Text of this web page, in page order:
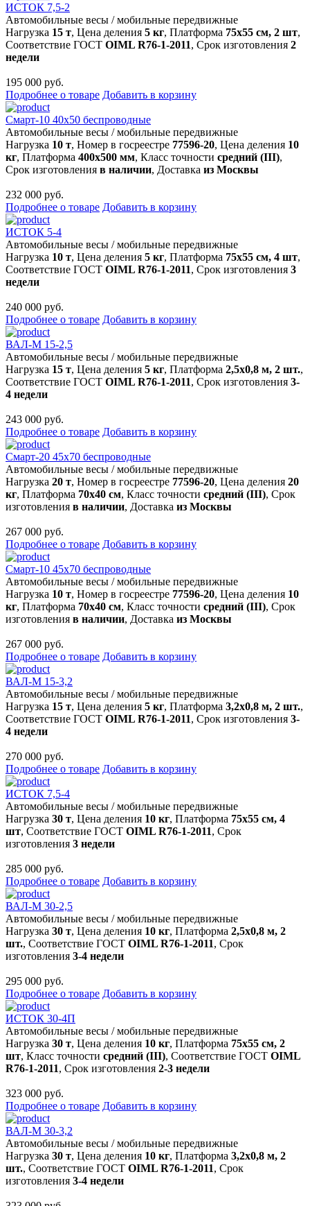
ИСТОК 7,5-2
Автомобильные весы /мобильные передвижные
Нагрузка 15 т, Цена деления 5 кг, Платформа 75х55 см, 2 шт,
Соответствие ГОСТ OIML R76-1-2011, Срок изготовления 2
недели
195 000 руб.
Подробнее о товаре Добавить в корзину
Смарт-10 40x50 беспроводные
Автомобильные весы /мобильные передвижные
Нагрузка 10 т, Номер в госреестре 77596-20, Цена деления 10
кг, Платформа 400x500 мм, Класс точности средний (III),
Срок изготовления в наличии, Доставка из Москвы
232 000 руб.
Подробнее о товаре Добавить в корзину
ИСТОК 5-4
Автомобильные весы /мобильные передвижные
Нагрузка 10 т, Цена деления 5 кг, Платформа 75х55 см, 4 шт,
Соответствие ГОСТ OIML R76-1-2011, Срок изготовления 3
недели
240 000 руб.
Подробнее о товаре Добавить в корзину
ВАЛ-М 15-2,5
Автомобильные весы /мобильные передвижные
Нагрузка 15 т, Цена деления 5 кг, Платформа 2,5х0,8 м, 2 шт.,
Соответствие ГОСТ OIML R76-1-2011, Срок изготовления 3-
4 недели
243 000 руб.
Подробнее о товаре Добавить в корзину
Смарт-20 45x70 беспроводные
Автомобильные весы /мобильные передвижные
Нагрузка 20 т, Номер в госреестре 77596-20, Цена деления 20
кг, Платформа 70х40 см, Класс точности средний (III), Срок
изготовления в наличии, Доставка из Москвы
267 000 руб.
Подробнее о товаре Добавить в корзину
Смарт-10 45x70 беспроводные
Автомобильные весы /мобильные передвижные
Нагрузка 10 т, Номер в госреестре 77596-20, Цена деления 10
кг, Платформа 70х40 см, Класс точности средний (III), Срок
изготовления в наличии, Доставка из Москвы
267 000 руб.
Подробнее о товаре Добавить в корзину
ВАЛ-М 15-3,2
Автомобильные весы /мобильные передвижные
Нагрузка 15 т, Цена деления 5 кг, Платформа 3,2х0,8 м, 2 шт.,
Соответствие ГОСТ OIML R76-1-2011, Срок изготовления 3-
4 недели
270 000 руб.
Подробнее о товаре Добавить в корзину
ИСТОК 7,5-4
Автомобильные весы /мобильные передвижные
Нагрузка 30 т, Цена деления 10 кг, Платформа 75х55 см, 4
шт, Соответствие ГОСТ OIML R76-1-2011, Срок
изготовления 3 недели
285 000 руб.
Подробнее о товаре Добавить в корзину
ВАЛ-М 30-2,5
Автомобильные весы /мобильные передвижные
Нагрузка 30 т, Цена деления 10 кг, Платформа 2,5х0,8 м, 2
шт., Соответствие ГОСТ OIML R76-1-2011, Срок
изготовления 3-4 недели
295 000 руб.
Подробнее о товаре Добавить в корзину
ИСТОК 30-4П
Автомобильные весы /мобильные передвижные
Нагрузка 30 т, Цена деления 10 кг, Платформа 75х55 см, 2
шт, Класс точности средний (III), Соответствие ГОСТ OIML
R76-1-2011, Срок изготовления 2-3 недели
323 000 руб.
Подробнее о товаре Добавить в корзину
ВАЛ-М 30-3,2
Автомобильные весы /мобильные передвижные
Нагрузка 30 т, Цена деления 10 кг, Платформа 3,2х0,8 м, 2
шт., Соответствие ГОСТ OIML R76-1-2011, Срок
изготовления 3-4 недели